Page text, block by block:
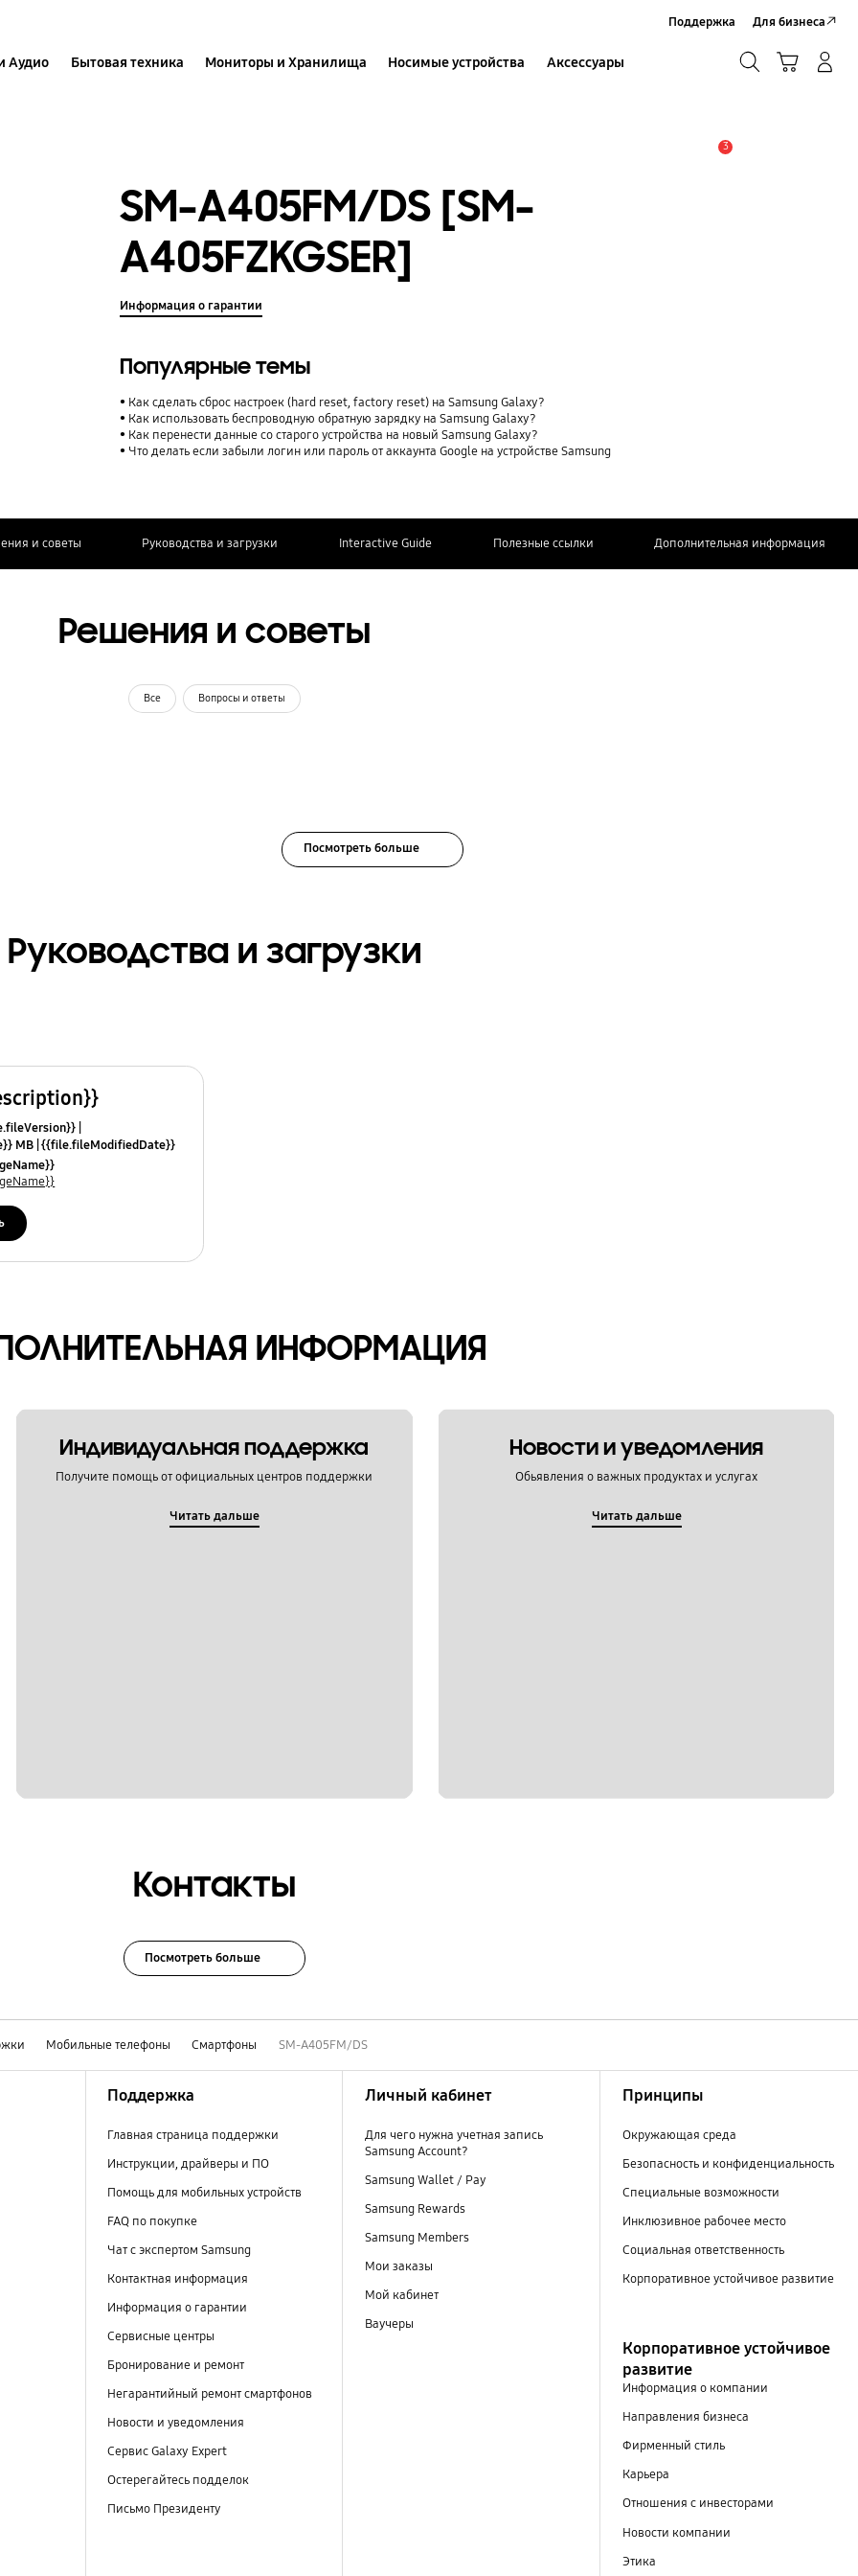
Аудио Бытовая техника Мониторы и Хранилища Носимые устройства Аксессуары
Поддержка Для бизнеса
3
SM-A405FM/DS [SM-
A405FZKGSER]
Информация о гарантии
Популярные темы
Как сделать сброс настроек (hard reset, factory reset) на Samsung Galaxy?
Как использовать беспроводную обратную зарядку на Samsung Galaxy?
Как перенести данные со старого устройства на новый Samsung Galaxy?
Что делать если забыли логин или пароль от аккаунта Google на устройстве Samsung
и советы Руководства и загрузки Interactive Guide Полезные ссылки Дополнительная информация
Решения и советы
Все Вопросы и ответы
Посмотреть больше
Руководства и загрузки
MB {{file.fileModifiedDate}}
ИНФОРМАЦИЯ
Индивидуальная поддержка
Получите помощь от официальных центров поддержки
Читать дальше
Новости и уведомления
Обьявления о важных продуктах и услугах
Читать дальше
Контакты
Посмотреть больше
Мобильные телефоны Смартфоны SM-A405FM/DS
Поддержка
Главная страница поддержки
Инструкции, драйверы и ПО
Помощь для мобильных устройств
FAQ по покупке
Чат с экспертом Samsung
Контактная информация
Информация о гарантии
Сервисные центры
Бронирование и ремонт
Негарантийный ремонт смартфонов
Новости и уведомления
Сервис Galaxy Expert
Остерегайтесь подделок
Письмо Президенту
Личный кабинет
Для чего нужна учетная запись
Samsung Account?
Samsung Wallet / Pay
Samsung Rewards
Samsung Members
Мои заказы
Мой кабинет
Ваучеры
Принципы
Окружающая среда
Безопасность и конфиденциальность
Специальные возможности
Инклюзивное рабочее место
Социальная ответственность
Корпоративное устойчивое развитие
Корпоративное устойчивое
развитие
Информация о компании
Направления бизнеса
Фирменный стиль
Карьера
Отношения с инвесторами
Новости компании
Этика